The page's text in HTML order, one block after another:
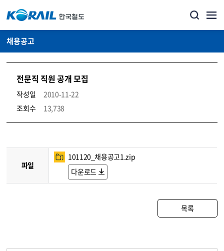
채용공고
전문직 직원 공개 모집
작성일
2010-11-22
조회수
13,738
코레일소개_경영공시_채용공고 상세보기 – 내용, 파일, 담당자 연락처로 구성
파일
101120_채용공고1.zip
다운로드
목록